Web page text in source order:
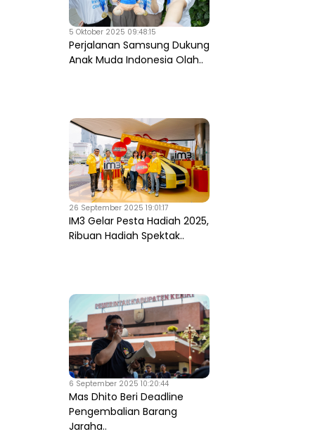
5 Oktober 2025 09:48:15
Perjalanan Samsung Dukung
Anak Muda Indonesia Olah..
26 September 2025 19:01:17
IM3 Gelar Pesta Hadiah 2025,
Ribuan Hadiah Spektak..
6 September 2025 10:20:44
Mas Dhito Beri Deadline
Pengembalian Barang
Jaraha..